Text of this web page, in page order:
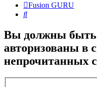
Fusion GURU
Поиск
Вы должны быть
авторизованы в
непрочитанных